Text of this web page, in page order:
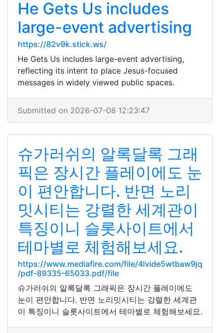
He Gets Us includes
large-event advertising
https://82v9k.stick.ws/
He Gets Us includes large-event advertising,
reflecting its intent to place Jesus-focused
messages in widely viewed public spaces.
Submitted on 2026-07-08 12:23:47
슈가러쉬의 알록달록 그래
픽은 장시간 플레이에도 눈
이 편안합니다. 반면 노리
밋시티는 강렬한 세계관이
특징이니 슬롯사이트에서
테마별로 체험해보세요.
https://www.mediafire.com/file/4lvide5wtbaw9jq
/pdf-89335-65033.pdf/file
슈가러쉬의 알록달록 그래픽은 장시간 플레이에도
눈이 편안합니다. 반면 노리밋시티는 강렬한 세계관
이 특징이니 슬롯사이트에서 테마별로 체험해보세요.